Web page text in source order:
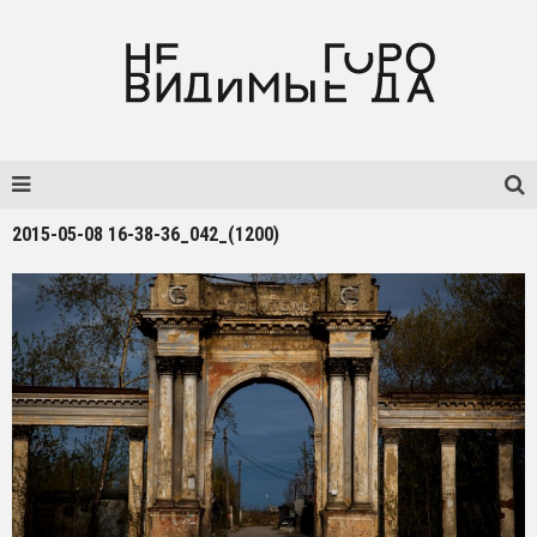
2015-05-08 16-38-36_042_(1200)